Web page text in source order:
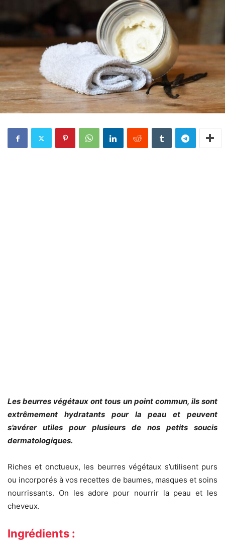
Les beurres végétaux ont tous un point commun, ils sont
extrêmement hydratants pour la peau et peuvent
s’avérer utiles pour plusieurs de nos petits soucis
dermatologiques.
Riches et onctueux, les beurres végétaux s’utilisent purs
ou incorporés à vos recettes de baumes, masques et soins
nourrissants. On les adore pour nourrir la peau et les
cheveux.
Ingrédients :